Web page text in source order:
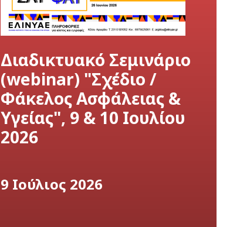
Διαδικτυακό Σεμινάριο
(webinar) "Σχέδιο /
Φάκελος Ασφάλειας &
Υγείας", 9 & 10 Ιουλίου
2026
9 Ιούλιος 2026